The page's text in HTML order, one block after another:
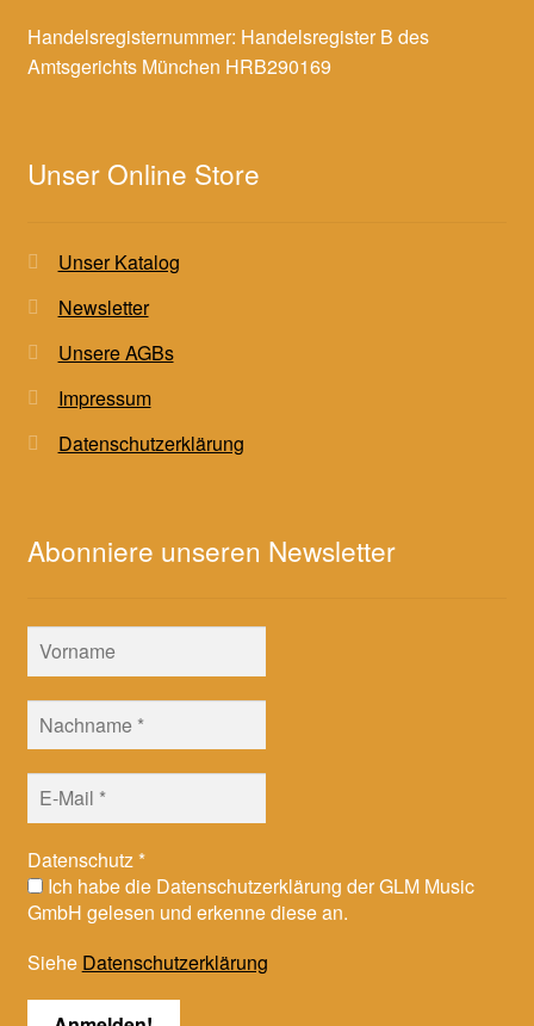
Handelsregisternummer: Handelsregister B des
Amtsgerichts München HRB290169
Unser Online Store
Unser Katalog
Newsletter
Unsere AGBs
Impressum
Datenschutzerklärung
Abonniere unseren Newsletter
Datenschutz*
Ich habe die Datenschutzerklärung der GLM Music
GmbH gelesen und erkenne diese an.
Siehe Datenschutzerklärung